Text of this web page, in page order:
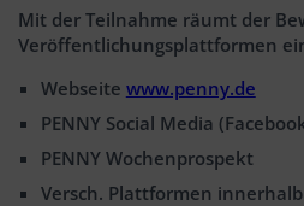
Mit der Teilnahme räumt der
Veröffentlichungsplattformen
Webseite www.penny.de
PENNY Social Media
PENNY Wochenprospekt
Versch. Plattformen